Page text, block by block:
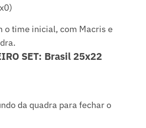
o time inicial, com Macris e
SET: Brasil 25x22
da quadra para fechar o